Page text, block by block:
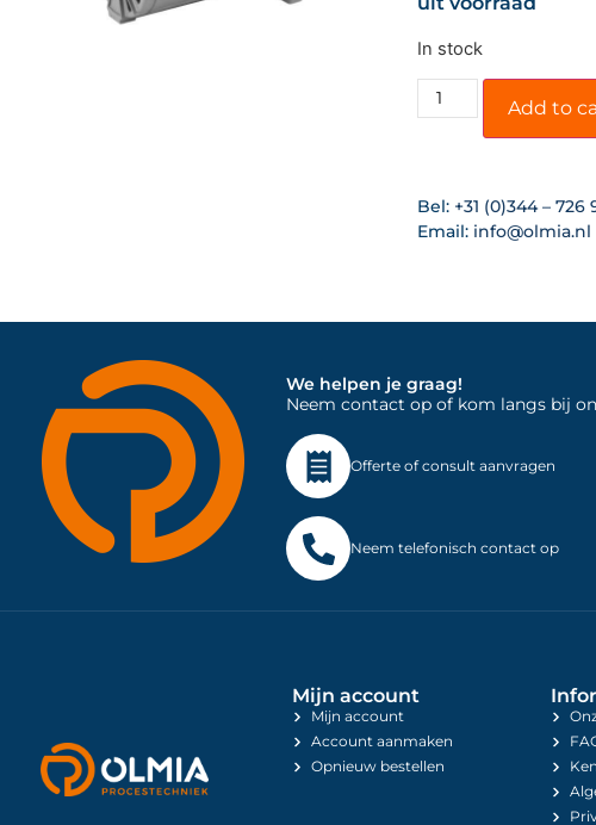
In stock
Add to
Bel: +31 (0)344 – 726
Email: info@olmia.nl
We helpen je graag!
Neem contact op of kom langs bij
Offerte of consult aanvragen
Neem telefonisch contact op
Mijn account
Mijn account
Account aanmaken
Opnieuw bestellen